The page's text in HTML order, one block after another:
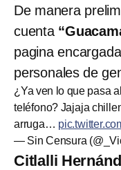
De manera
cuenta
pagina
personales de
¿Ya ven lo que pasa
teléfono? Jajaja
arruga…
— Sin Censura
Citlalli